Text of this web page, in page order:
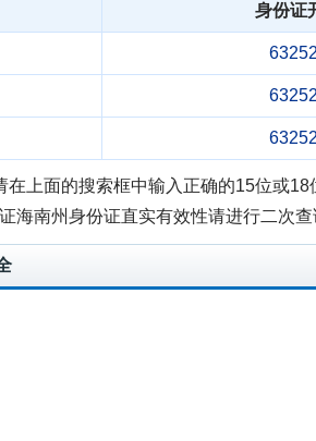
身份证
在上面的搜索框中输入正确的15位或
海南州身份证直实有效性请进行二次查